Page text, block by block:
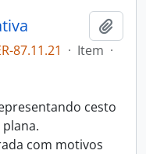
87.11.21 · Item ·
cesto
com motivos